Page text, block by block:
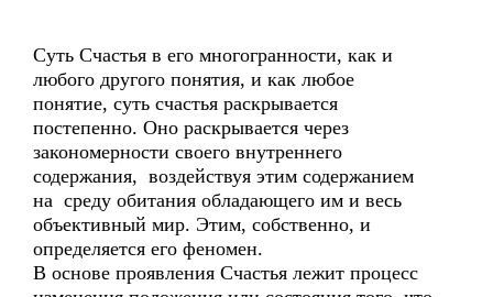
Суть Счастья в его многогранности, как и
любого другого понятия, и как любое
понятие, суть счастья раскрывается
постепенно. Оно раскрывается через
закономерности своего внутреннего
содержания, воздействуя этим содержанием
на среду обитания обладающего им и весь
объективный мир. Этим, собственно, и
определяется его феномен.
В основе проявления Счастья лежит процесс